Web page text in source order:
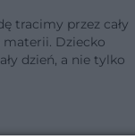
tracimy przez cały
Dziecko
dzień, a nie tylko